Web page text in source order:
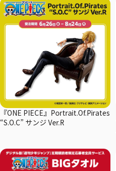
『ONE PIECE』Portrait.Of.Pirates
“S.O.C” サンジ Ver.R